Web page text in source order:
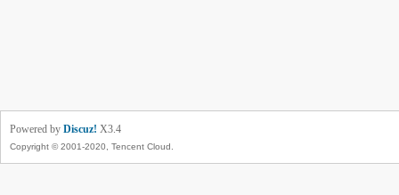
Powered by Discuz! X3.4
Copyright © 2001-2020, Tencent Cloud.